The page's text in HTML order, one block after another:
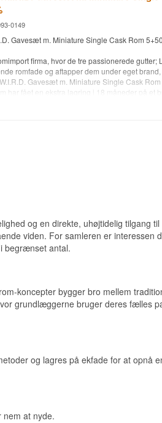
1600 g/hLAA estere.
0149
Gavesæt m. Miniature Single Cask Rom
firma, hvor de tre passionerede gutter;
romfade og aftapper dem under eget
Gavesæt m. Miniature Single Cask
har fået en ekstra lagring i 18 måneder på et
og en direkte, uhøjtidelig tilgang
viden. For samleren er interessen
begrænset antal.
koncepter bygger bro mellem
grundlæggerne bruger deres fælles
og lagres på ekfade for at opnå
nem at nyde.